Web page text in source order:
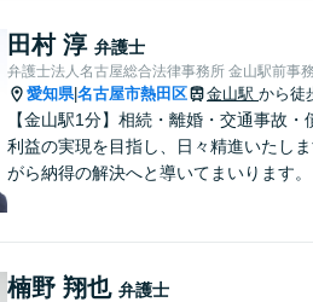
田村 淳 弁護士
弁護士法人名古屋総合法律事務所 金山駅前事
愛知県|名古屋市熱田区 金山駅 から徒
【金山駅1分】相続・離婚・交通事故
利益の実現を目指し、日々精進いたし
がら納得の解決へと導いてまいります。
楠野 翔也 弁護士